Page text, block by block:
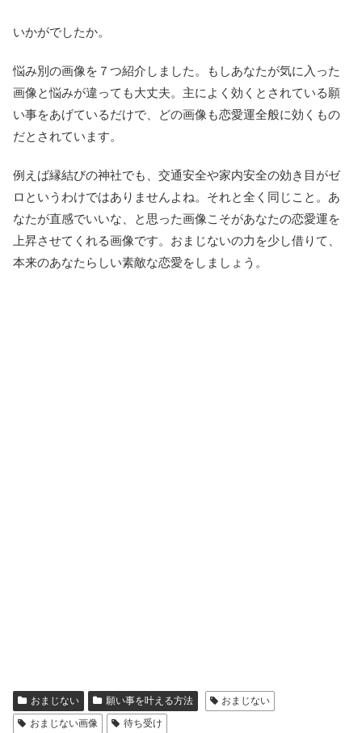
いかがでしたか。
悩み別の画像を７つ紹介しました。もしあなたが気に入った
画像と悩みが違っても大丈夫。主によく効くとされている願
い事をあげているだけで、どの画像も恋愛運全般に効くもの
だとされています。
例えば縁結びの神社でも、交通安全や家内安全の効き目がゼ
ロというわけではありませんよね。それと全く同じこと。あ
なたが直感でいいな、と思った画像こそがあなたの恋愛運を
上昇させてくれる画像です。おまじないの力を少し借りて、
本来のあなたらしい素敵な恋愛をしましょう。
おまじない 願い事を叶える方法
おまじない
おまじない画像
待ち受け